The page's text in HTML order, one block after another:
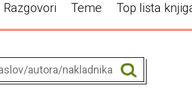
Razgovori Teme Top lista